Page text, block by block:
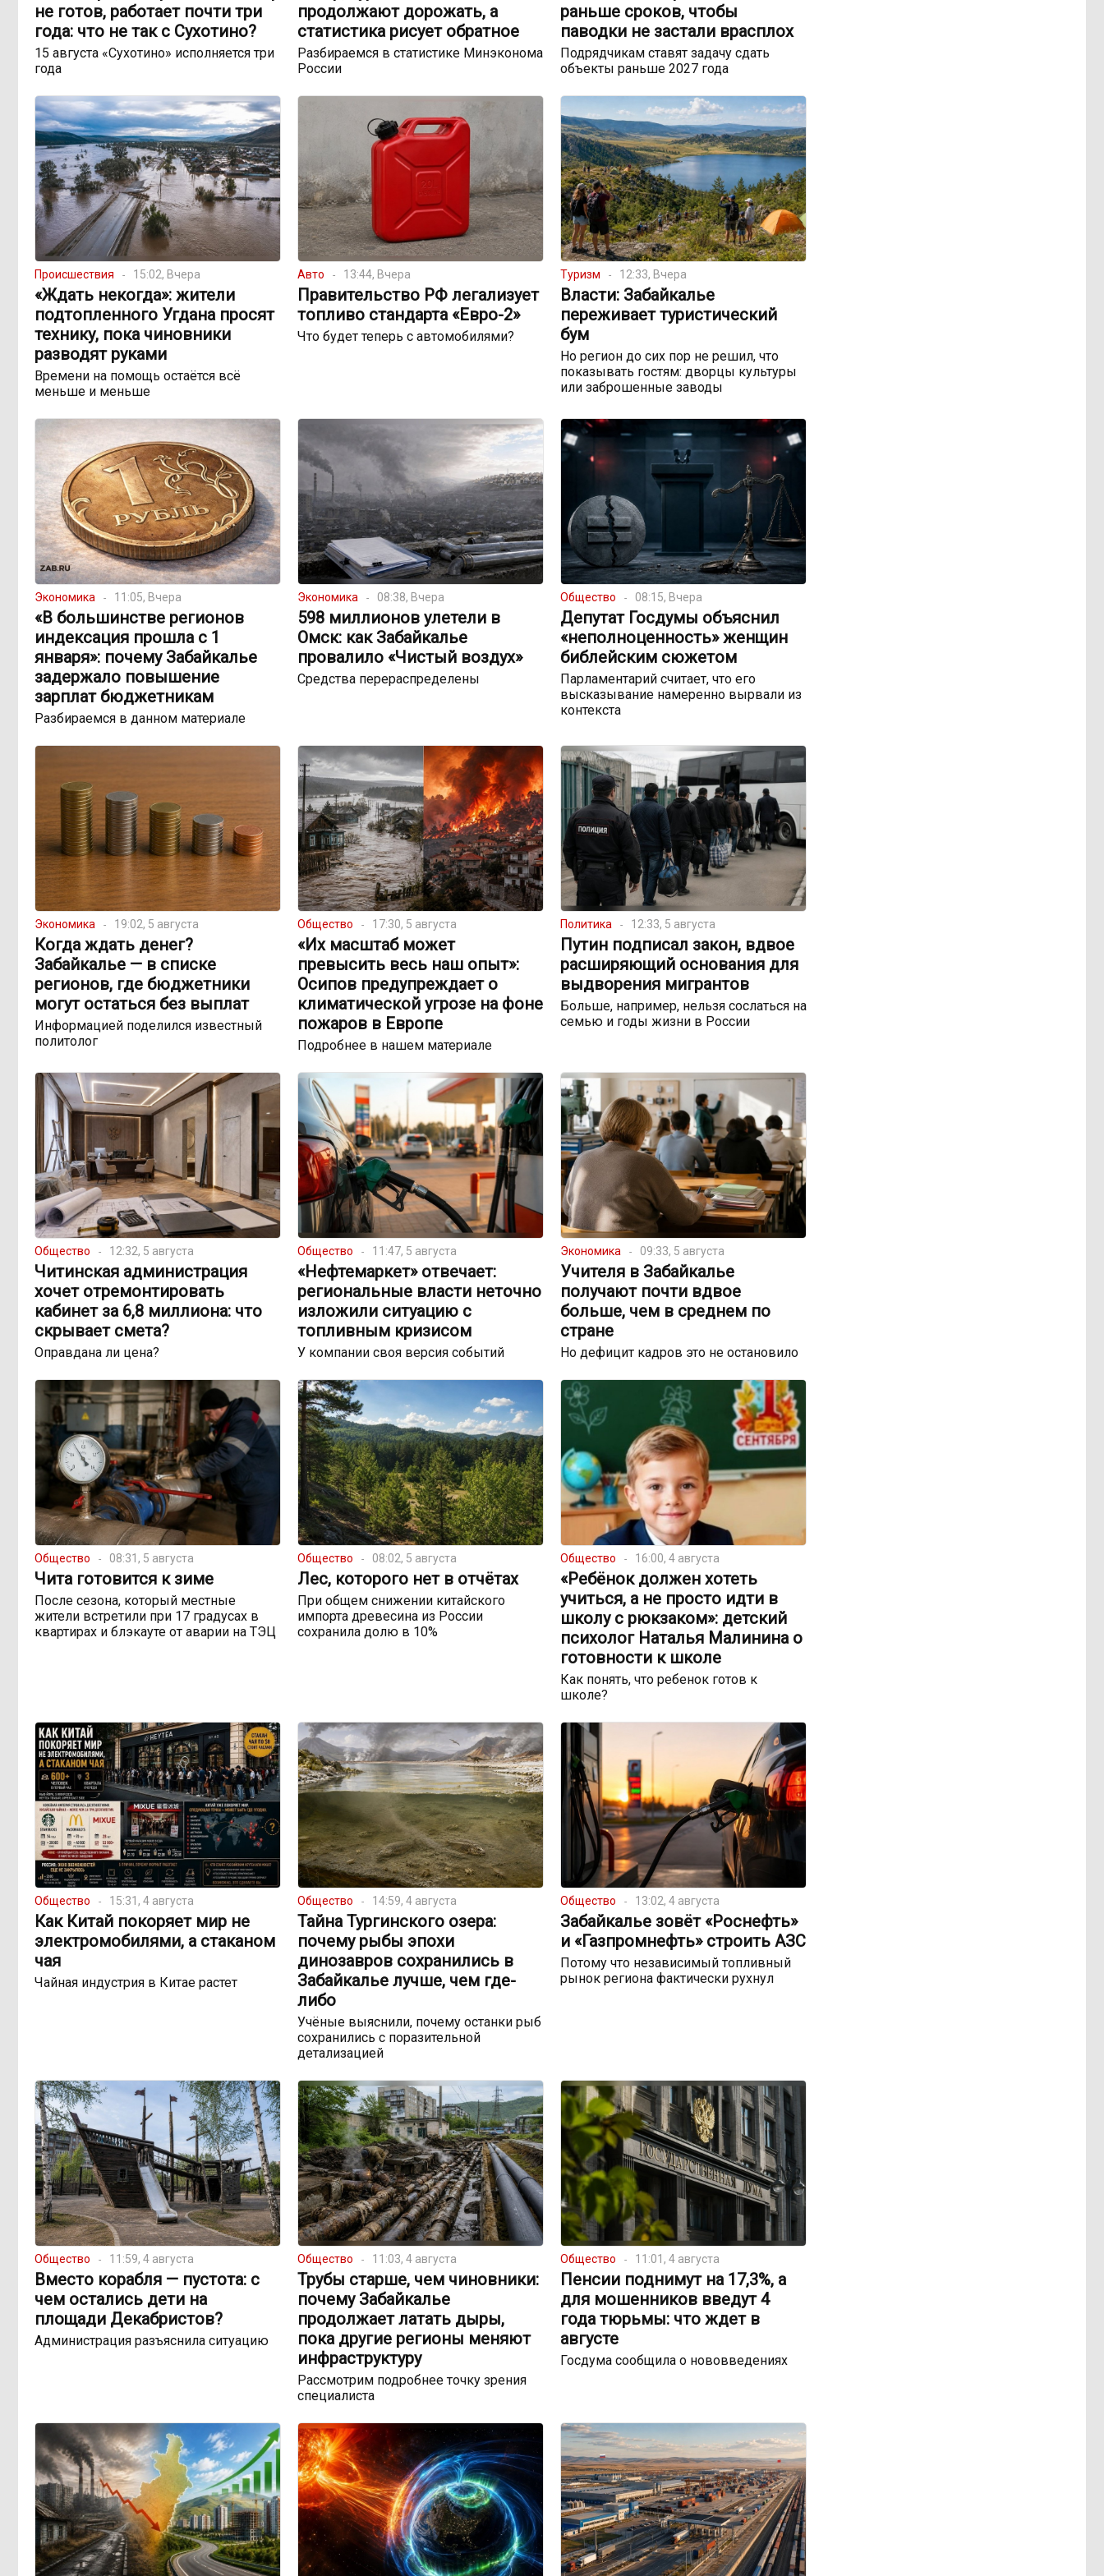
не готов, работает почти три
года: что не так с Сухотино?
15 августа «Сухотино» исполняется три
года
продолжают дорожать, а
статистика рисует обратное
Разбираемся в статистике Минэконома
России
раньше сроков, чтобы
паводки не застали врасплох
Подрядчикам ставят задачу сдать
объекты раньше 2027 года
Происшествия 15:02, Вчера
«Ждать некогда»: жители
подтопленного Угдана просят
технику, пока чиновники
разводят руками
Времени на помощь остаётся всё
меньше и меньше
Авто 13:44, Вчера
Правительство РФ легализует
топливо стандарта «Евро-2»
Что будет теперь с автомобилями?
Туризм 12:33, Вчера
Власти: Забайкалье
переживает туристический
бум
Но регион до сих пор не решил, что
показывать гостям: дворцы культуры
или заброшенные заводы
Экономика 11:05, Вчера
«В большинстве регионов
индексация прошла с 1
января»: почему Забайкалье
задержало повышение
зарплат бюджетникам
Разбираемся в данном материале
Экономика 08:38, Вчера
598 миллионов улетели в
Омск: как Забайкалье
провалило «Чистый воздух»
Средства перераспределены
Общество 08:15, Вчера
Депутат Госдумы объяснил
«неполноценность» женщин
библейским сюжетом
Парламентарий считает, что его
высказывание намеренно вырвали из
контекста
Экономика 19:02, 5 августа
Когда ждать денег?
Забайкалье — в списке
регионов, где бюджетники
могут остаться без выплат
Информацией поделился известный
политолог
Общество 17:30, 5 августа
«Их масштаб может
превысить весь наш опыт»:
Осипов предупреждает о
климатической угрозе на фоне
пожаров в Европе
Подробнее в нашем материале
Политика 12:33, 5 августа
Путин подписал закон, вдвое
расширяющий основания для
выдворения мигрантов
Больше, например, нельзя сослаться на
семью и годы жизни в России
Общество 12:32, 5 августа
Читинская администрация
хочет отремонтировать
кабинет за 6,8 миллиона: что
скрывает смета?
Оправдана ли цена?
Общество 11:47, 5 августа
«Нефтемаркет» отвечает:
региональные власти неточно
изложили ситуацию с
топливным кризисом
У компании своя версия событий
Экономика 09:33, 5 августа
Учителя в Забайкалье
получают почти вдвое
больше, чем в среднем по
стране
Но дефицит кадров это не остановило
Общество 08:31, 5 августа
Чита готовится к зиме
После сезона, который местные
жители встретили при 17 градусах в
квартирах и блэкауте от аварии на ТЭЦ
Общество 08:02, 5 августа
Лес, которого нет в отчётах
При общем снижении китайского
импорта древесина из России
сохранила долю в 10%
Общество 16:00, 4 августа
«Ребёнок должен хотеть
учиться, а не просто идти в
школу с рюкзаком»: детский
психолог Наталья Малинина о
готовности к школе
Как понять, что ребенок готов к
школе?
Общество 15:31, 4 августа
Как Китай покоряет мир не
электромобилями, а стаканом
чая
Чайная индустрия в Китае растет
Общество 14:59, 4 августа
Тайна Тургинского озера:
почему рыбы эпохи
динозавров сохранились в
Забайкалье лучше, чем где-
либо
Учёные выяснили, почему останки рыб
сохранились с поразительной
детализацией
Общество 13:02, 4 августа
Забайкалье зовёт «Роснефть»
и «Газпромнефть» строить АЗС
Потому что независимый топливный
рынок региона фактически рухнул
Общество 11:59, 4 августа
Вместо корабля — пустота: с
чем остались дети на
площади Декабристов?
Администрация разъяснила ситуацию
Общество 11:03, 4 августа
Трубы старше, чем чиновники:
почему Забайкалье
продолжает латать дыры,
пока другие регионы меняют
инфраструктуру
Рассмотрим подробнее точку зрения
специалиста
Общество 11:01, 4 августа
Пенсии поднимут на 17,3%, а
для мошенников введут 4
года тюрьмы: что ждет в
августе
Госдума сообщила о нововведениях